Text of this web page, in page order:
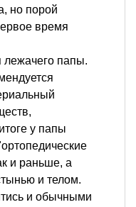
но порой
время
лежачего папы.
у папы
и раньше, а
и телом.
и обычными